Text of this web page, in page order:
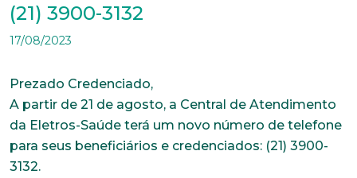
(21) 3900-3132
17/08/2023
Prezado Credenciado,
A partir de 21 de agosto, a Central de Atendimento
da Eletros-Saúde terá um novo número de telefone
para seus beneficiários e credenciados: (21) 3900-
3132.